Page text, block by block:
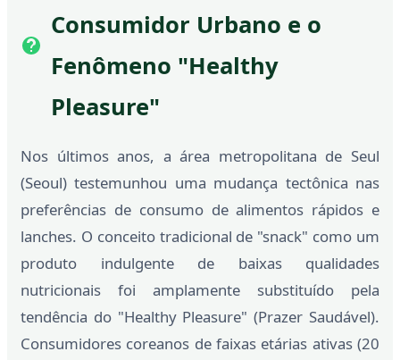
Consumidor Urbano e o
Fenômeno "Healthy
Pleasure"
Nos últimos anos, a área metropolitana de Seul
(Seoul) testemunhou uma mudança tectônica nas
preferências de consumo de alimentos rápidos e
lanches. O conceito tradicional de "snack" como um
produto indulgente de baixas qualidades
nutricionais foi amplamente substituído pela
tendência do "Healthy Pleasure" (Prazer Saudável).
Consumidores coreanos de faixas etárias ativas (20